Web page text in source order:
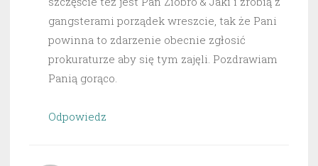
gangsterami porządek wreszcie, tak że Pani
powinna to zdarzenie obecnie zgłosić
prokuraturze aby się tym zajęli. Pozdrawiam
Panią gorąco.
Odpowiedz